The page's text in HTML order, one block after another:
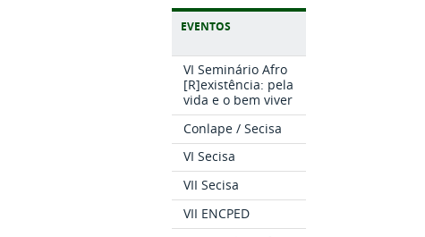
EVENTOS
VI Seminário Afro
[R]existência: pela
vida e o bem viver
Conlape / Secisa
VI Secisa
VII Secisa
VII ENCPED